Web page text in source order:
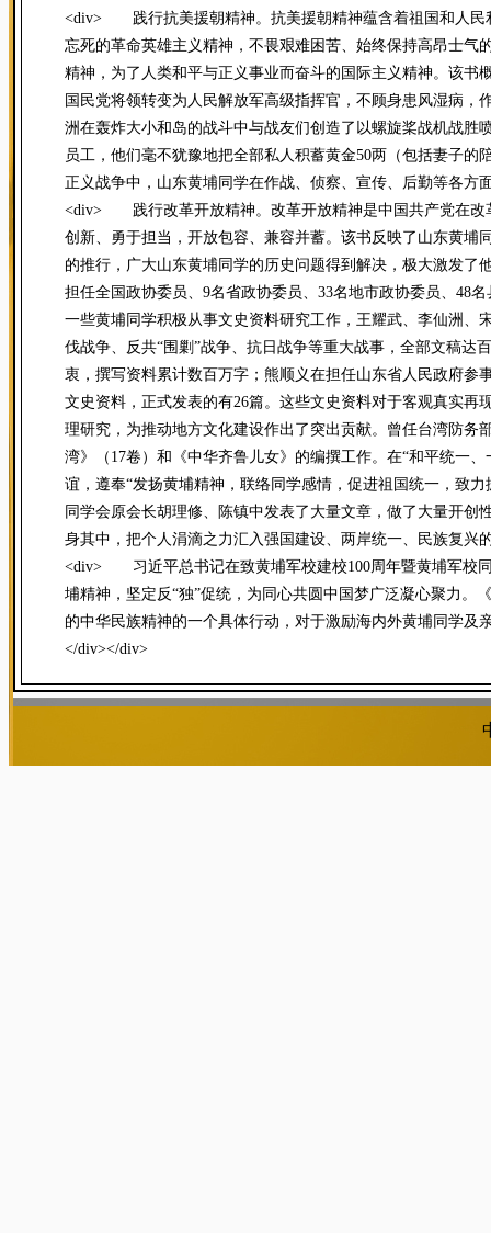
<div> 践行抗美援朝精神。抗美援朝精神蕴含着祖国和人民
忘死的革命英雄主义精神，不畏艰难困苦、始终保持高昂士
精神，为了人类和平与正义事业而奋斗的国际主义精神。该书
国民党将领转变为人民解放军高级指挥官，不顾身患风湿病
洲在轰炸大小和岛的战斗中与战友们创造了以螺旋桨战机战
员工，他们毫不犹豫地把全部私人积蓄黄金50两（包括妻子
正义战争中，山东黄埔同学在作战、侦察、宣传、后勤等各
<div> 践行改革开放精神。改革开放精神是中国共产党在改
创新、勇于担当，开放包容、兼容并蓄。该书反映了山东黄
的推行，广大山东黄埔同学的历史问题得到解决，极大激发
担任全国政协委员、9名省政协委员、33名地市政协委员、48
一些黄埔同学积极从事文史资料研究工作，王耀武、李仙洲
伐战争、反共“围剿”战争、抗日战争等重大战事，全部文稿达
衷，撰写资料累计数百万字；熊顺义在担任山东省人民政府
文史资料，正式发表的有26篇。这些文史资料对于客观真实
理研究，为推动地方文化建设作出了突出贡献。曾任台湾防
湾》（17卷）和《中华齐鲁儿女》的编撰工作。在“和平统一
谊，遵奉“发扬黄埔精神，联络同学感情，促进祖国统一，致
同学会原会长胡理修、陈镇中发表了大量文章，做了大量开
身其中，把个人涓滴之力汇入强国建设、两岸统一、民族复兴
<div> 习近平总书记在致黄埔军校建校100周年暨黄埔军校同
埔精神，坚定反“独”促统，为同心共圆中国梦广泛凝心聚力
的中华民族精神的一个具体行动，对于激励海内外黄埔同学
</div></div>